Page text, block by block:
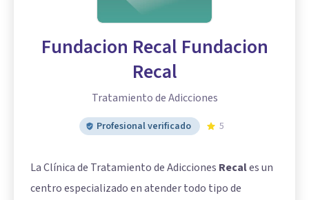
Fundacion Recal Fundacion
Recal
Tratamiento de Adicciones
Profesional verificado 5
La Clínica de Tratamiento de Adicciones Recales un
centro especializado en atender todo tipo de